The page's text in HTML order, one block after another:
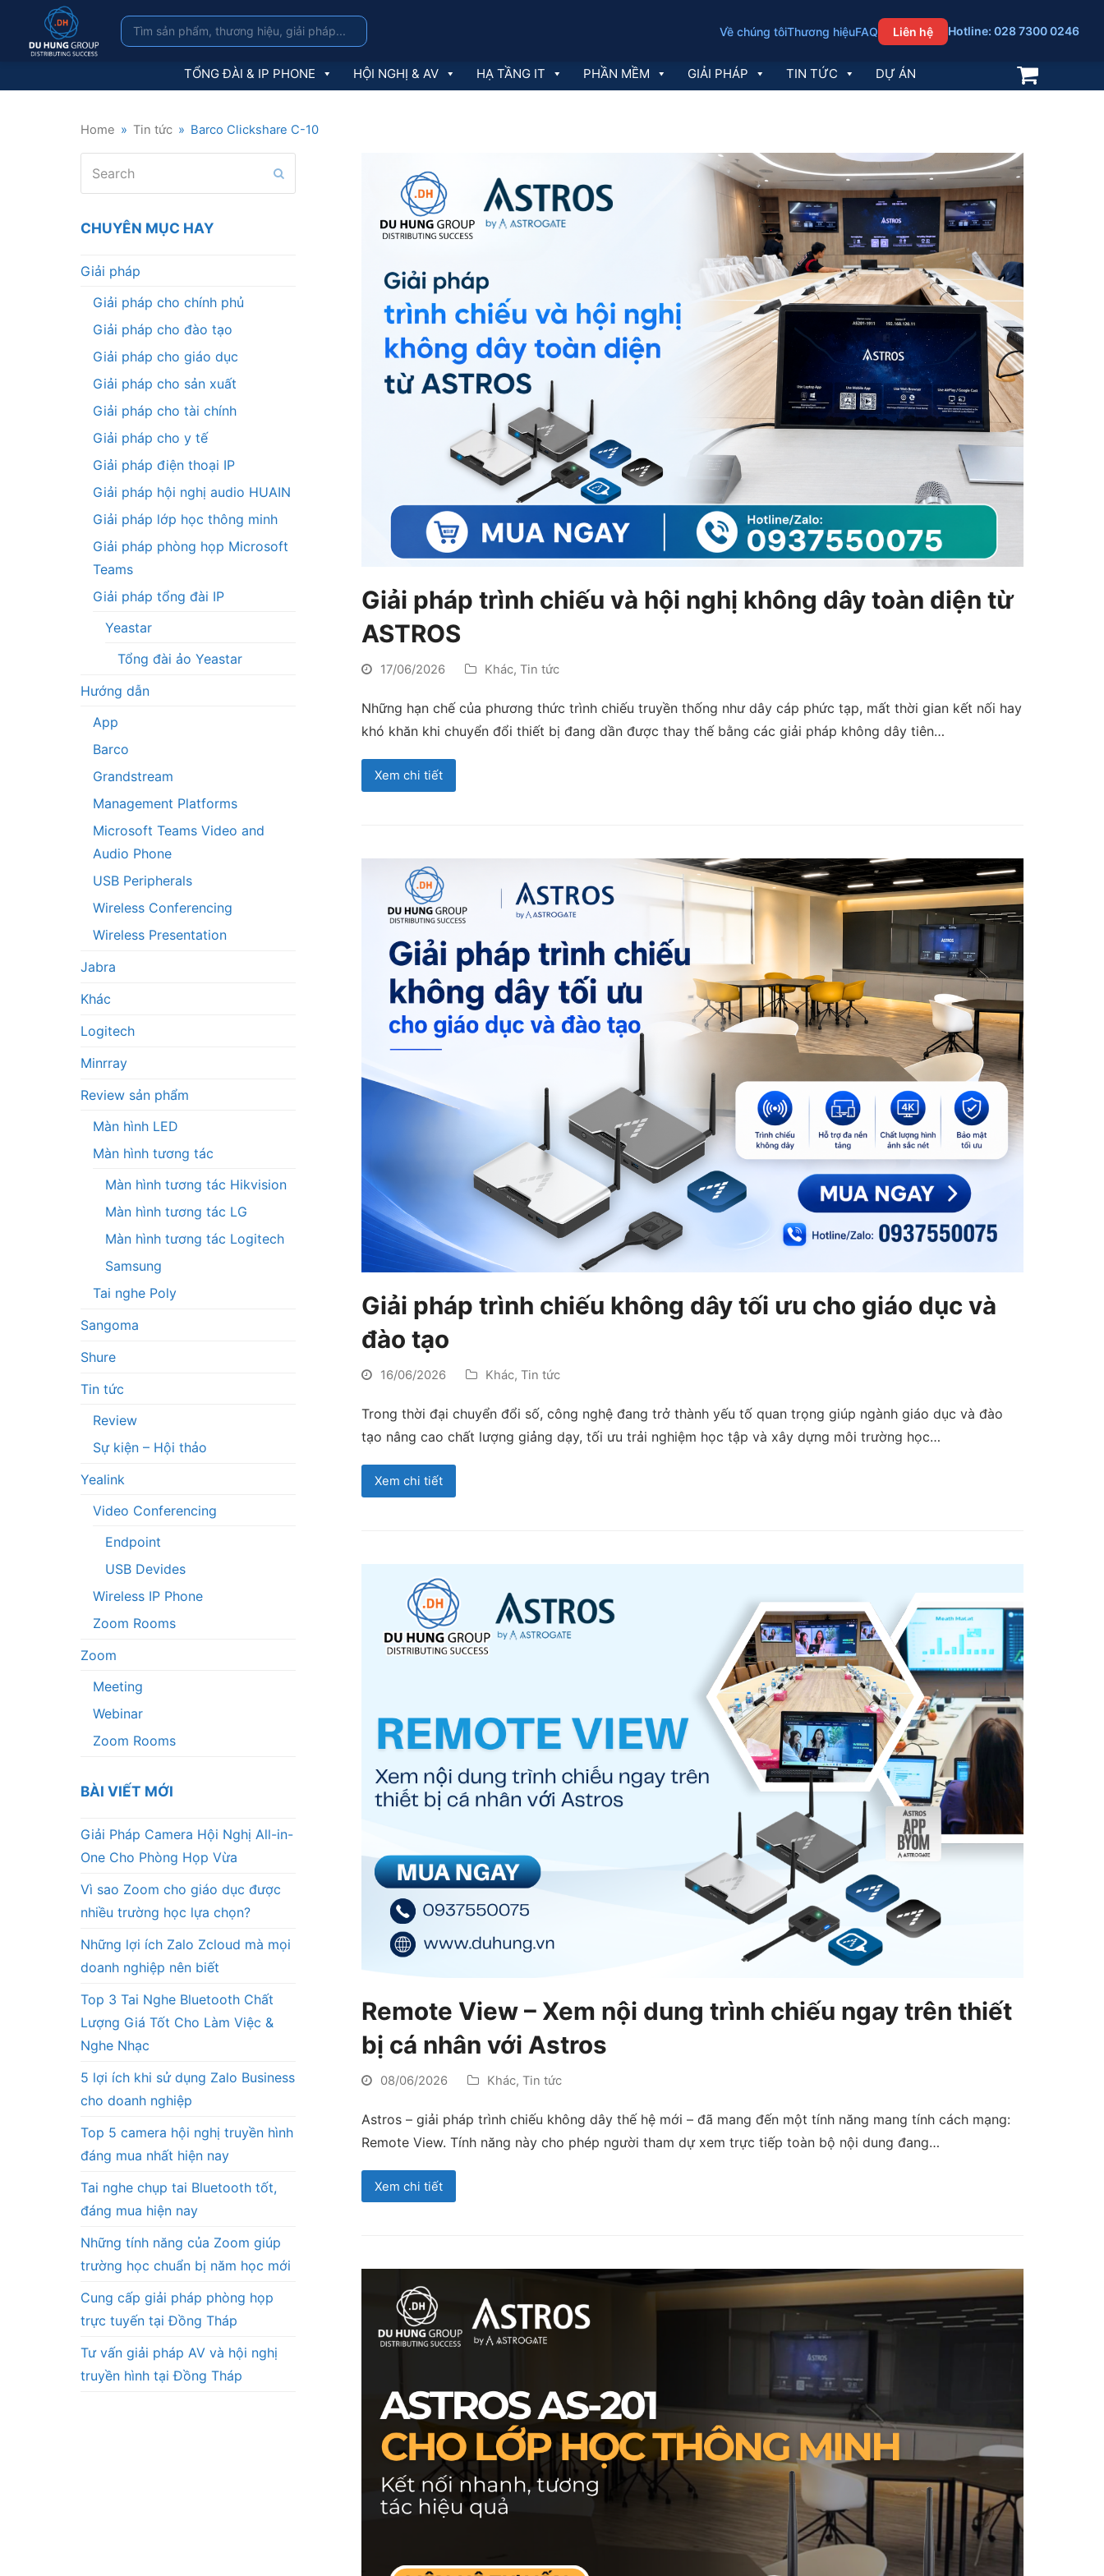
Về chúng tôiThương hiệuFAQ Liên hệ Hotline: 028 7300 0246
TỔNG ĐÀI & IP PHONE HỘI NGHỊ & AV HẠ TẦNG IT PHẦN MỀM GIẢI PHÁP TIN TỨC DỰ ÁN
Home » Tin tức » Barco Clickshare C-10
Giải pháp trình chiếu và hội nghị không dây toàn diện từ
ASTROS
17/06/2026 Khác, Tin tức
Những hạn chế của phương thức trình chiếu truyền thống như dây cáp phức tạp, mất thời gian kết nối hay
khó khăn khi chuyển đổi thiết bị đang dần được thay thế bằng các giải pháp không dây tiên…
Xem chi tiết
Giải pháp trình chiếu không dây tối ưu cho giáo dục và
đào tạo
16/06/2026 Khác, Tin tức
Trong thời đại chuyển đổi số, công nghệ đang trở thành yếu tố quan trọng giúp ngành giáo dục và đào
tạo nâng cao chất lượng giảng dạy, tối ưu trải nghiệm học tập và xây dựng môi trường học…
Xem chi tiết
Remote View – Xem nội dung trình chiếu ngay trên thiết
bị cá nhân với Astros
08/06/2026 Khác, Tin tức
Astros – giải pháp trình chiếu không dây thế hệ mới – đã mang đến một tính năng mang tính cách mạng:
Remote View. Tính năng này cho phép người tham dự xem trực tiếp toàn bộ nội dung đang…
Xem chi tiết
CHUYÊN MỤC HAY
Giải pháp
Giải pháp cho chính phủ
Giải pháp cho đào tạo
Giải pháp cho giáo dục
Giải pháp cho sản xuất
Giải pháp cho tài chính
Giải pháp cho y tế
Giải pháp điện thoại IP
Giải pháp hội nghị audio HUAIN
Giải pháp lớp học thông minh
Giải pháp phòng họp Microsoft
Teams
Giải pháp tổng đài IP
Yeastar
Tổng đài ảo Yeastar
Hướng dẫn
App
Barco
Grandstream
Management Platforms
Microsoft Teams Video and
Audio Phone
USB Peripherals
Wireless Conferencing
Wireless Presentation
Jabra
Khác
Logitech
Minrray
Review sản phẩm
Màn hình LED
Màn hình tương tác
Màn hình tương tác Hikvision
Màn hình tương tác LG
Màn hình tương tác Logitech
Samsung
Tai nghe Poly
Sangoma
Shure
Tin tức
Review
Sự kiện – Hội thảo
Yealink
Video Conferencing
Endpoint
USB Devides
Wireless IP Phone
Zoom Rooms
Zoom
Meeting
Webinar
Zoom Rooms
BÀI VIẾT MỚI
Giải Pháp Camera Hội Nghị All-in-
One Cho Phòng Họp Vừa
Vì sao Zoom cho giáo dục được
nhiều trường học lựa chọn?
Những lợi ích Zalo Zcloud mà mọi
doanh nghiệp nên biết
Top 3 Tai Nghe Bluetooth Chất
Lượng Giá Tốt Cho Làm Việc &
Nghe Nhạc
5 lợi ích khi sử dụng Zalo Business
cho doanh nghiệp
Top 5 camera hội nghị truyền hình
đáng mua nhất hiện nay
Tai nghe chụp tai Bluetooth tốt,
đáng mua hiện nay
Những tính năng của Zoom giúp
trường học chuẩn bị năm học mới
Cung cấp giải pháp phòng họp
trực tuyến tại Đồng Tháp
Tư vấn giải pháp AV và hội nghị
truyền hình tại Đồng Tháp